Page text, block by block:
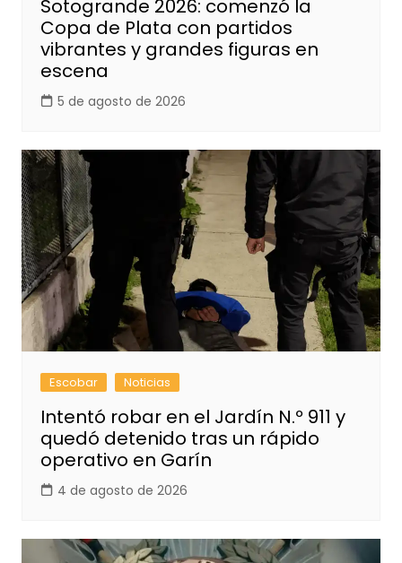
Sotogrande 2026: comenzó la
Copa de Plata con partidos
vibrantes y grandes figuras en
escena
5 de agosto de 2026
Escobar Noticias
Intentó robar en el Jardín N.º 911 y
quedó detenido tras un rápido
operativo en Garín
4 de agosto de 2026